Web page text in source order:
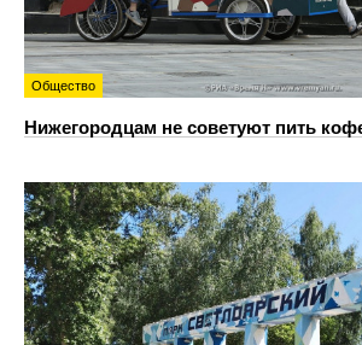
Общество
Нижегородцам не советуют пить